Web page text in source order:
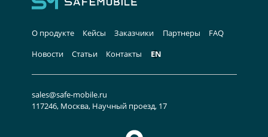
О продукте Кейсы Заказчики Партнеры
FAQ
Новости
Статьи Контакты EN
sales@safe-mobile.ru
117246, Москва, Научный проезд, 17